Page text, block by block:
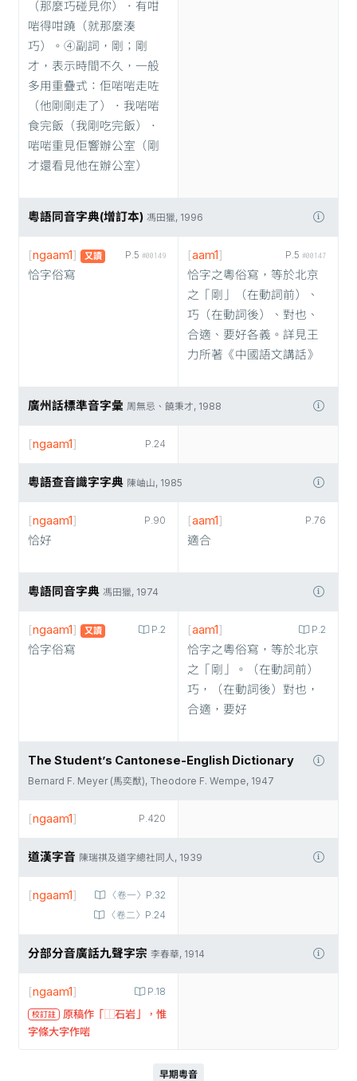
（那麼巧碰見你）．有咁
啱得咁蹺（就那麼湊
巧）。④副詞，剛；剛
才，表示時間不久，一般
多用重疊式：佢啱啱走咗
（他剛剛走了）．我啱啱
食完飯（我剛吃完飯）．
啱啱重見佢響辦公室（剛
才還看見他在辦公室）
粵語同音字典(增訂本) 馮田獵, 1996
P.5 #00149
[ngaam1] 又讀
恰字俗寫
P.5 #00147
[aam1]
恰字之粵俗寫，等於北京
之「剛」（在動詞前）、
巧（在動詞後）、對也、
合適、要好各義。詳見王
力所著《中國語文講話》
廣州話標準音字彙 周無忌、饒秉才, 1988
P.24
[ngaam1]
粵語查音識字字典 陳岫山, 1985
P.90
[ngaam1]
恰好
P.76
[aam1]
適合
粵語同音字典 馮田獵, 1974
P.2
[ngaam1] 又讀
恰字俗寫
P.2
[aam1]
恰字之粵俗寫，等於北京
之「剛」。（在動詞前）
巧，（在動詞後）對也，
合適，要好
The Student’s Cantonese-English Dictionary
Bernard F. Meyer (馬奕猷), Theodore F. Wempe, 1947
P.420
[ngaam1]
道漢字音 陳瑞祺及道字總社同人, 1939
〈卷一〉P.32
〈卷二〉P.24
[ngaam1]
分部分音廣話九聲字宗 李春華, 1914
P.18
[ngaam1]
校訂註
原稿作「⿰石岩」，惟
字條大字作啱
早期粵音